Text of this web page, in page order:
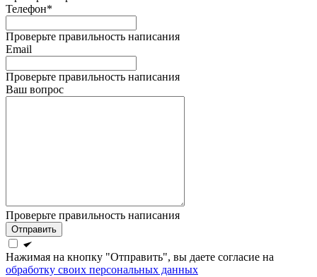
Телефон*
Проверьте правильность написания
Email
Проверьте правильность написания
Ваш вопрос
Проверьте правильность написания
Отправить
Нажимая на кнопку "Отправить", вы даете согласие на
обработку своих персональных данных